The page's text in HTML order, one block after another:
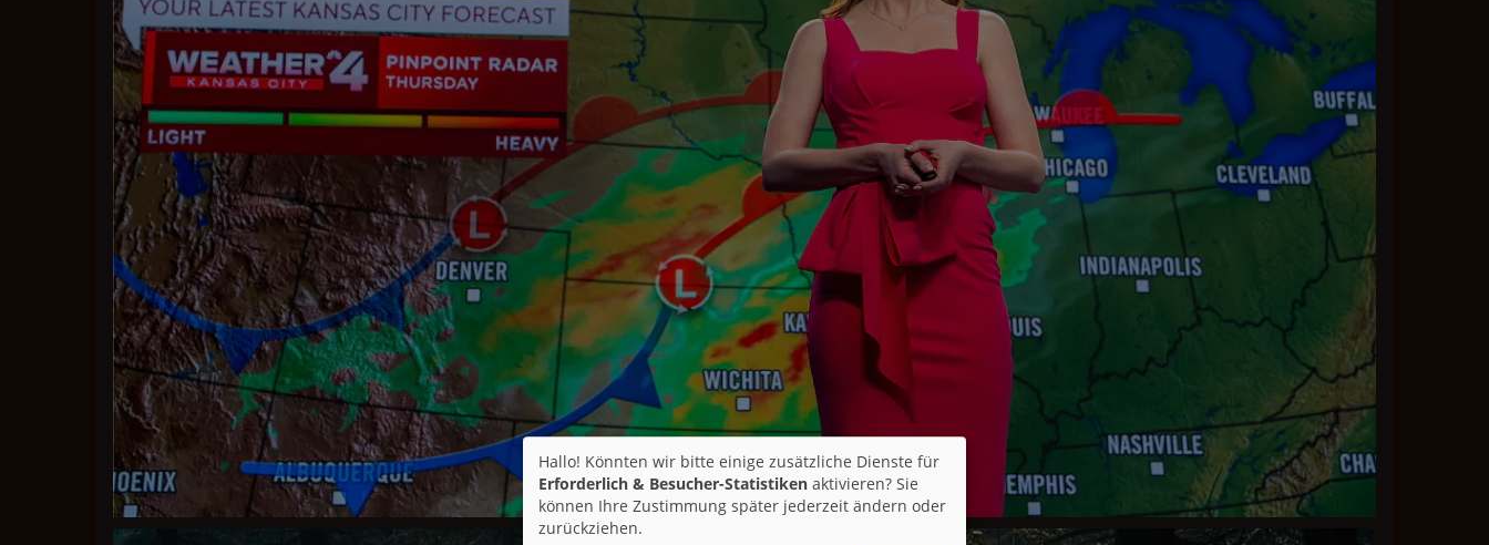
Hallo! Könnten wir bitte einige zusätzliche Dienste für
Erforderlich & Besucher-Statistiken aktivieren? Sie
können Ihre Zustimmung später jederzeit ändern oder
zurückziehen.